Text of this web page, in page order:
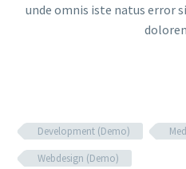
unde omnis iste natus error
Development (Demo)
Webdesign (Demo)